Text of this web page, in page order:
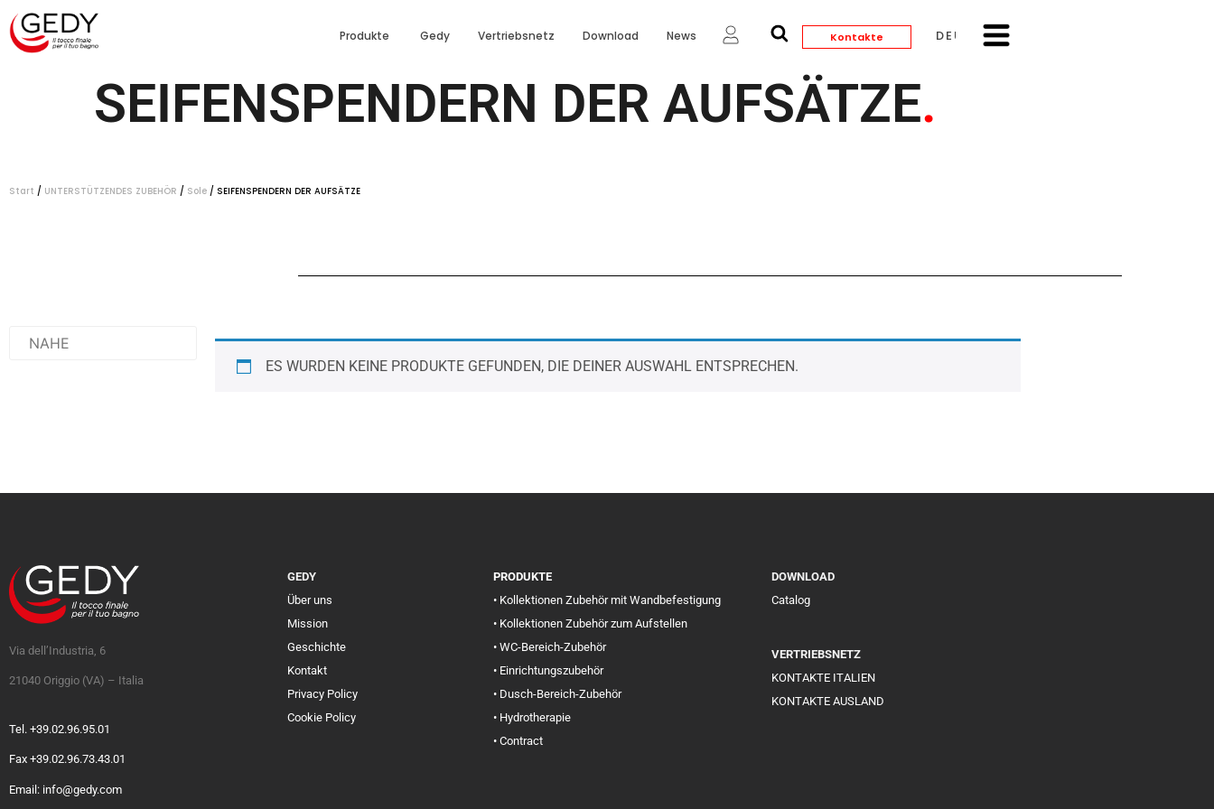
Produkte Gedy Vertriebsnetz Download News Kontakte DEUTSCH
SEIFENSPENDERN DER AUFSÄTZE.
Start / UNTERSTÜTZENDES ZUBEHÖR / Sole / SEIFENSPENDERN DER AUFSÄTZE
ES WURDEN KEINE PRODUKTE GEFUNDEN, DIE DEINER AUSWAHL ENTSPRECHEN.
Via dell’Industria, 6
21040 Origgio (VA) – Italia
Tel. +39.02.96.95.01
Fax +39.02.96.73.43.01
Email: info@gedy.com
GEDY
Über uns
Mission
Geschichte
Kontakt
Privacy Policy
Cookie Policy
PRODUKTE
• Kollektionen Zubehör mit Wandbefestigung
• Kollektionen Zubehör zum Aufstellen
• WC-Bereich-Zubehör
• Einrichtungszubehör
• Dusch-Bereich-Zubehör
• Hydrotherapie
• Contract
DOWNLOAD
Catalog
VERTRIEBSNETZ
KONTAKTE ITALIEN
KONTAKTE AUSLAND